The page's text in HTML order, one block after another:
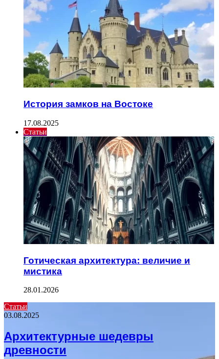
История замков на Востоке
17.08.2025
Статьи
Готическая архитектура: величие и
мистика
28.01.2026
Статьи
03.08.2025
Архитектурные шедевры
древности